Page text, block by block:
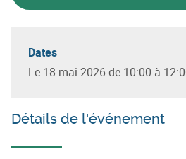
Dates
Le 18 mai 2026 de 10:00 à
Détails de l'événement